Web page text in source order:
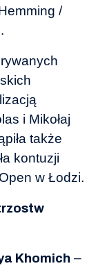
/
i Mikołaj
także
kontuzji
w Łodzi.
Khomich –